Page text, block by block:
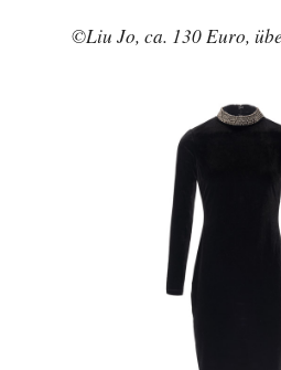
©Liu Jo, ca. 130 Euro,